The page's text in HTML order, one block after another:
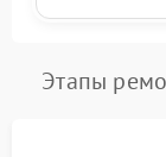
Этапы